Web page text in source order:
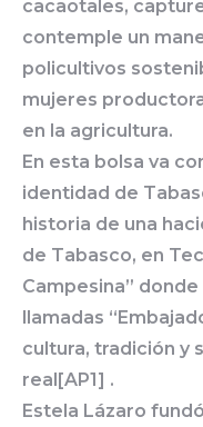
cacaotales,
contemple un
policultivos
mujeres
en la agricultura.
En esta bolsa va
identidad de
historia de una
de Tabasco, en
Campesina”
llamadas
cultura, tradición y
real[AP1] .
Estela Lázaro